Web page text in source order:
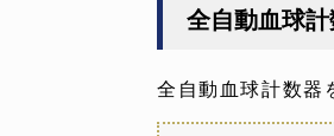
全自動血球
全自動血球計数器